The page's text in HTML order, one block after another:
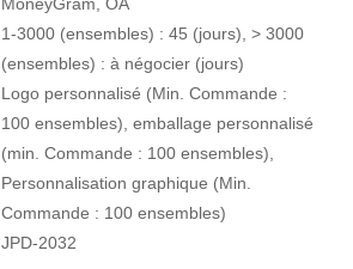
1-3000 (ensembles) : 45 (jours), > 3000
(ensembles) : à négocier (jours)
Logo personnalisé (Min. Commande :
100 ensembles), emballage personnalisé
(min. Commande : 100 ensembles),
Personnalisation graphique (Min.
Commande : 100 ensembles)
JPD-2032